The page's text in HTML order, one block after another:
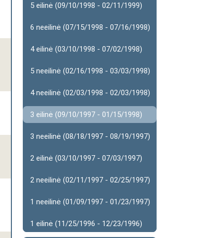
5 eilinė (09/10/1998 - 02/11/1999)
6 neeilinė (07/15/1998 - 07/16/1998)
4 eilinė (03/10/1998 - 07/02/1998)
5 neeilinė (02/16/1998 - 03/03/1998)
4 neeilinė (02/03/1998 - 02/03/1998)
3 eilinė (09/10/1997 - 01/15/1998)
3 neeilinė (08/18/1997 - 08/19/1997)
2 eilinė (03/10/1997 - 07/03/1997)
2 neeilinė (02/11/1997 - 02/25/1997)
1 neeilinė (01/09/1997 - 01/23/1997)
1 eilinė (11/25/1996 - 12/23/1996)